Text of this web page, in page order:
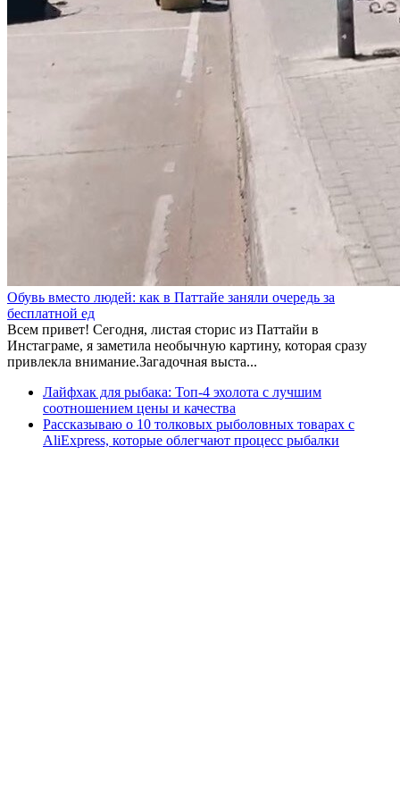
Обувь вместо людей: как в Паттайе заняли очередь за
бесплатной ед
Всем привет! Сегодня, листая сторис из Паттайи в
Инстаграме, я заметила необычную картину, которая сразу
привлекла внимание.Загадочная выста...
Лайфхак для рыбака: Топ-4 эхолота с лучшим
соотношением цены и качества
Рассказываю о 10 толковых рыболовных товарах с
AliExpress, которые облегчают процесс рыбалки